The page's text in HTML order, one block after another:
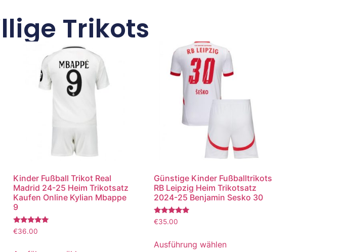
Trikots
Kinder Fußball Trikot Real
Madrid 24-25 Heim Trikotsatz
Kaufen Online Kylian Mbappe
9
Bewertet
mit
von 5
€36.00
Günstige Kinder Fußballtrikots
RB Leipzig Heim Trikotsatz
2024-25 Benjamin Sesko 30
Bewertet
mit
von 5
€35.00
Ausführung wählen